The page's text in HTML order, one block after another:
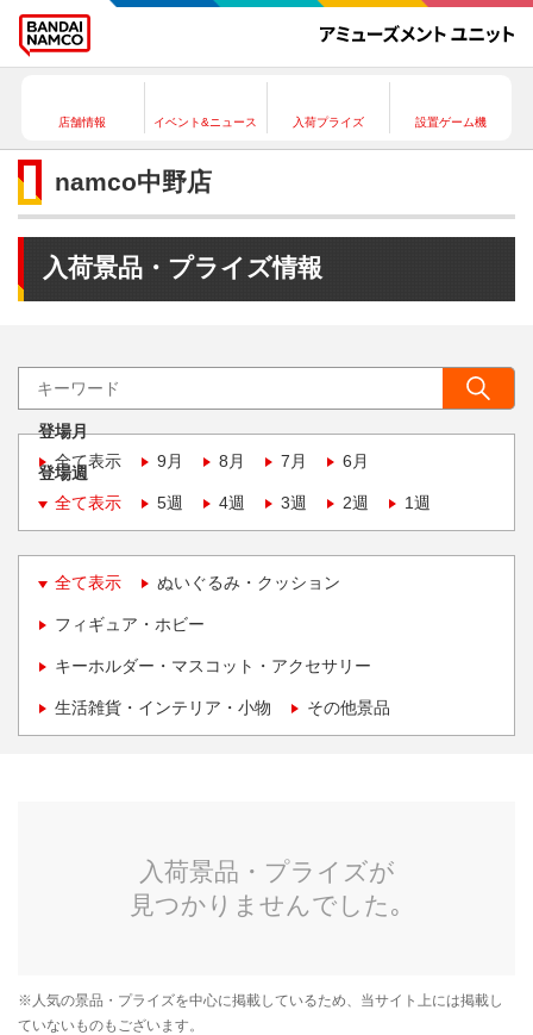
店舗情報 イベント&ニュース 入荷プライズ 設置ゲーム機
namco中野店
入荷景品・プライズ情報
登場月
全て表示
9月 8月 7月 6月
登場週
全て表示
5週 4週 3週 2週 1週
全て表示 ぬいぐるみ・クッション
フィギュア・ホビー
キーホルダー・マスコット・アクセサリー
生活雑貨・インテリア・小物 その他景品